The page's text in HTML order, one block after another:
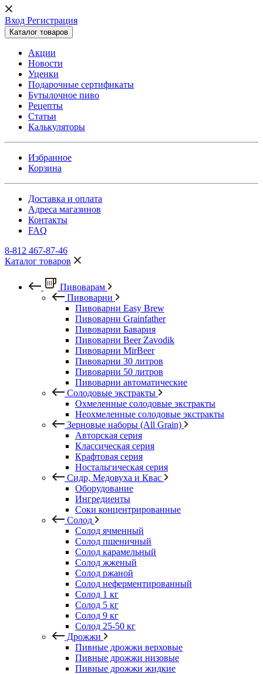
Вход Регистрация
Каталог товаров
Акции
Новости
Уценки
Подарочные сертификаты
Бутылочное пиво
Рецепты
Статьи
Калькуляторы
Избранное
Корзина
Доставка и оплата
Адреса магазинов
Контакты
FAQ
8-812 467-87-46
Каталог товаров
Пивоварам
Пивоварни
Пивоварни Easy Brew
Пивоварни Grainfather
Пивоварни Бавария
Пивоварни Beer Zavodik
Пивоварни MirBeer
Пивоварни 30 литров
Пивоварни 50 литров
Пивоварни автоматические
Солодовые экстракты
Охмеленные солодовые экстракты
Неохмеленные солодовые экстракты
Зерновые наборы (All Grain)
Авторская серия
Классическая серия
Крафтовая серия
Ностальгическая серия
Сидр, Медовуха и Квас
Оборудование
Ингредиенты
Соки концентрированные
Солод
Солод ячменный
Солод пшеничный
Солод карамельный
Солод жженый
Солод ржаной
Солод неферментированный
Солод 1 кг
Солод 5 кг
Солод 9 кг
Солод 25-50 кг
Дрожжи
Пивные дрожжи верховые
Пивные дрожжи низовые
Пивные дрожжи жидкие